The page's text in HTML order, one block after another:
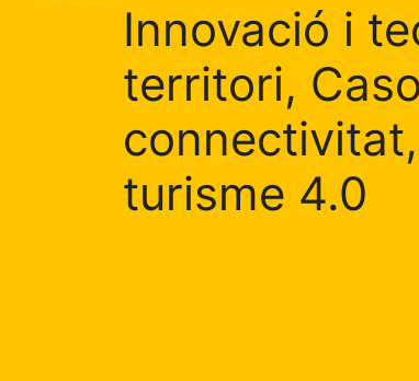
Innovació i
territori,
turisme 4.0